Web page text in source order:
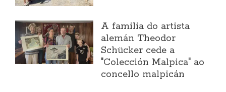
A familia do artista
alemán Theodor
Schücker cede a
"Colección Malpica" ao
concello malpicán